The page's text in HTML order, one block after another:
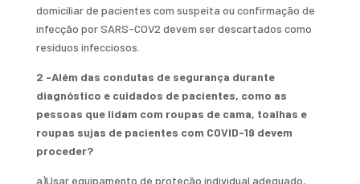
domiciliar de pacientes com suspeita ou confirmação de
infecção por SARS-COV2 devem ser descartados como
resíduos infecciosos.
2 -Além das condutas de segurança durante
diagnóstico e cuidados de pacientes, como as
pessoas que lidam com roupas de cama, toalhas e
roupas sujas de pacientes com COVID-19 devem
proceder?
a)Usar equipamento de proteção individual adequado,